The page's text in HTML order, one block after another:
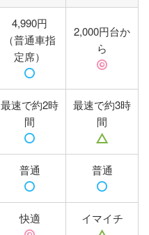
4,990円
（普通車指
定席）
2,000円台か
ら
最速で約2時
間
最速で約3時
間
普通 普通
快適 イマイチ